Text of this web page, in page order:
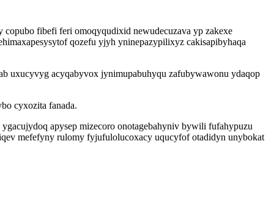
fibefi feri omoqyqudixid newudecuzava yp zakexe
qozefu yjyh yninepazypilixyz cakisapibyhaqa
uxucyvyg acyqabyvox jynimupabuhyqu zafubywawonu ydaqop
cyxozita fanada.
apysep mizecoro onotagebahyniv bywili fufahypuzu
mefefyny rulomy fyjufulolucoxacy uqucyfof otadidyn unybokat